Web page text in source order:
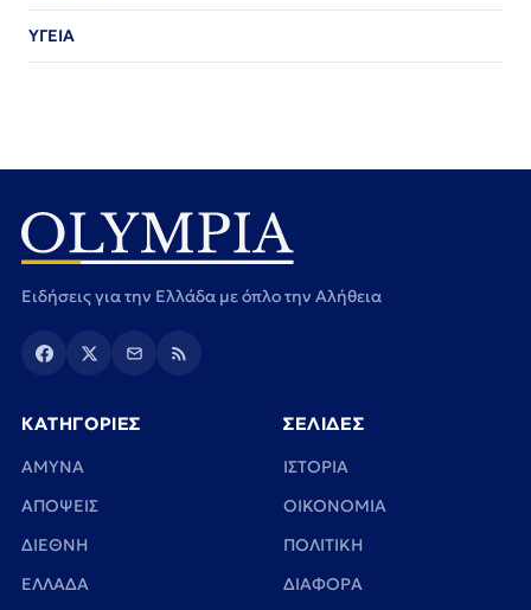
ΥΓΕΙΑ
Ειδήσεις για την Ελλάδα με όπλο την Αλήθεια
ΚΑΤΗΓΟΡΙΕΣ
ΑΜΥΝΑ
ΑΠΟΨΕΙΣ
ΔΙΕΘΝΗ
ΕΛΛΑΔΑ
ΣΕΛΙΔΕΣ
ΙΣΤΟΡΙΑ
ΟΙΚΟΝΟΜΙΑ
ΠΟΛΙΤΙΚΗ
ΔΙΑΦΟΡΑ